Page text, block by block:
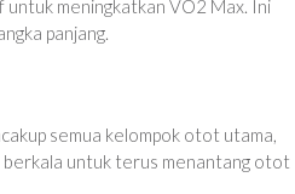
untuk meningkatkan VO2 Max. Ini
panjang.
semua kelompok otot utama,
berkala untuk terus menantang otot